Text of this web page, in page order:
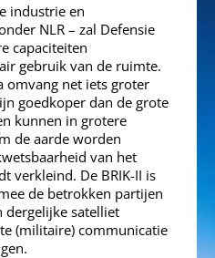
industrie en
NLR – zal Defensie
capaciteiten
gebruik van de ruimte.
omvang net iets groter
goedkoper dan de grote
kunnen in grotere
de aarde worden
van het
verkleind. De BRIK-II is
de betrokken partijen
dergelijke satelliet
(militaire) communicatie